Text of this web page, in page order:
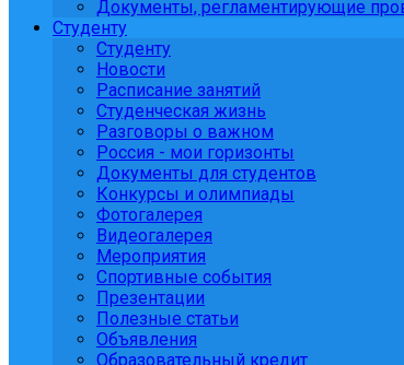
Документы, регламентирующие
Студенту
Студенту
Новости
Расписание занятий
Студенческая жизнь
Разговоры о важном
Россия - мои горизонты
Документы для студентов
Конкурсы и олимпиады
Фотогалерея
Видеогалерея
Мероприятия
Спортивные события
Презентации
Полезные статьи
Объявления
Образовательный кредит